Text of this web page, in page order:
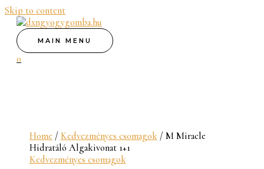
Skip to content
MAIN MENU
0
Home/ Kedvezményes csomagok/ M Miracle
Hidratáló Algakivonat 1+1
Kedvezményes csomagok